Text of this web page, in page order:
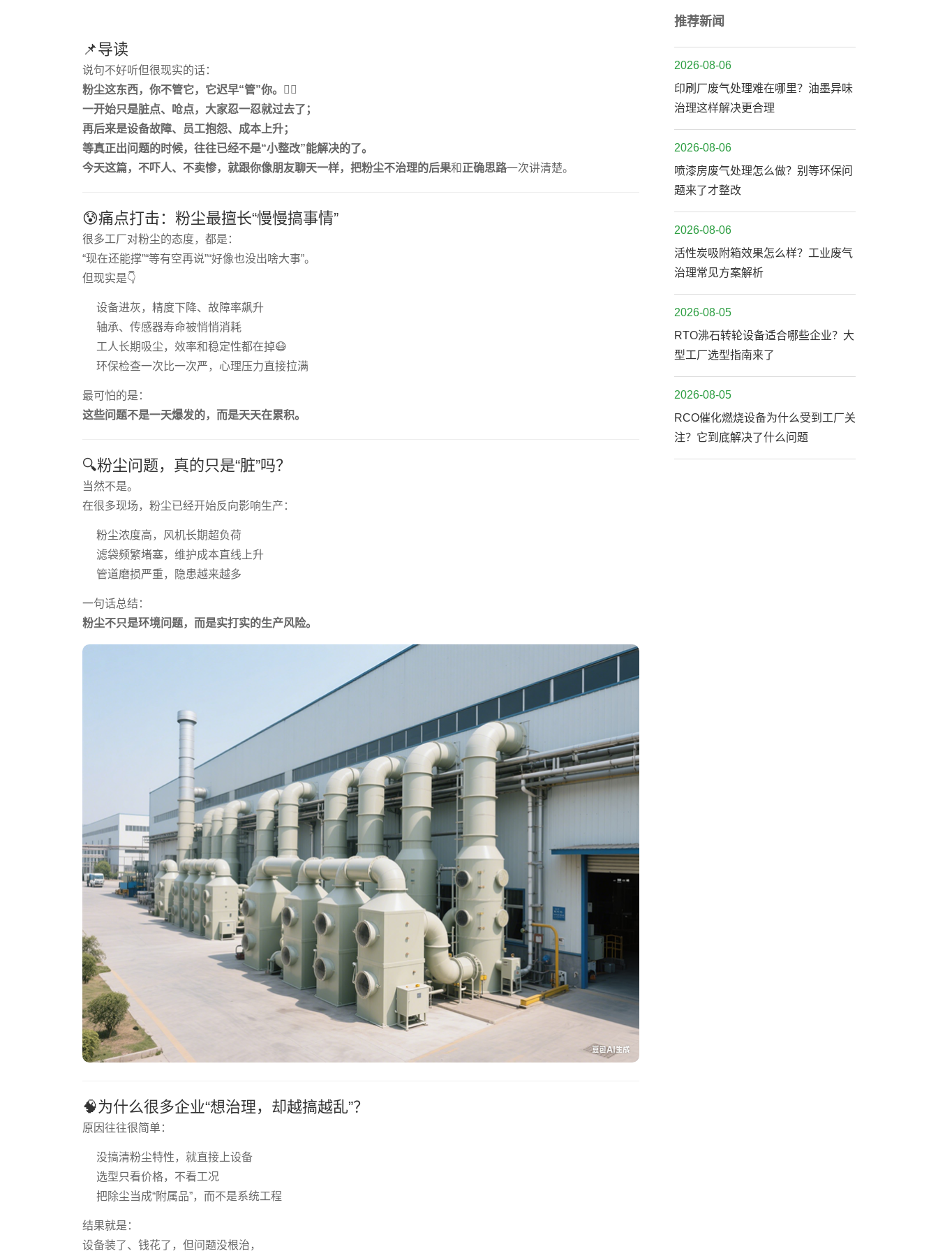
📌导读
说句不好听但很现实的话：
粉尘这东西，你不管它，它迟早“管”你。
😮‍💨
一开始只是脏点、呛点，大家忍一忍就过去了；
再后来是设备故障、员工抱怨、成本上升；
等真正出问题的时候，往往已经不是“小整改”能解决的了。
今天这篇，不吓人、不卖惨，就跟你像朋友聊天一样，把粉尘不治理的后果和正确思路一次讲清楚。
😰痛点打击：粉尘最擅长“慢慢搞事情”
很多工厂对粉尘的态度，都是：
“现在还能撑”“等有空再说”“好像也没出啥大事”。
但现实是👇
设备进灰，精度下降、故障率飙升
轴承、传感器寿命被悄悄消耗
工人长期吸尘，效率和稳定性都在掉😷
环保检查一次比一次严，心理压力直接拉满
最可怕的是：
这些问题不是一天爆发的，而是天天在累积。
🔍粉尘问题，真的只是“脏”吗？
当然不是。
在很多现场，粉尘已经开始反向影响生产：
粉尘浓度高，风机长期超负荷
滤袋频繁堵塞，维护成本直线上升
管道磨损严重，隐患越来越多
一句话总结：
粉尘不只是环境问题，而是实打实的生产风险。
🧠为什么很多企业“想治理，却越搞越乱”？
原因往往很简单：
没搞清粉尘特性，就直接上设备
选型只看价格，不看工况
把除尘当成“附属品”，而不是系统工程
结果就是：
设备装了、钱花了，但问题没根治，
推荐新闻
2026-08-06
印刷厂废气处理难在哪里？油墨异味
治理这样解决更合理
2026-08-06
喷漆房废气处理怎么做？别等环保问
题来了才整改
2026-08-06
活性炭吸附箱效果怎么样？工业废气
治理常见方案解析
2026-08-05
RTO沸石转轮设备适合哪些企业？大
型工厂选型指南来了
2026-08-05
RCO催化燃烧设备为什么受到工厂关
注？它到底解决了什么问题